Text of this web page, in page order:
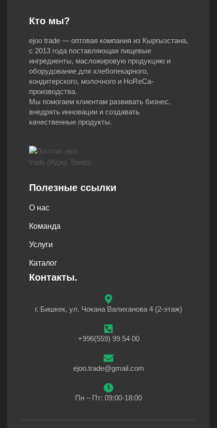
Кто мы?
ejoo trade — оптовая компания из Кыргызстана,
с 2013 года поставляющая пищевые
ингредиенты, масложировую продукцию и
оборудование для хлебопекарного,
кондитерского, молочного и HoReCa-
производства.
Мы помогаем клиентам развивать бизнес,
внедрять инновации и создавать
качественные продукты.
Полезные ссылки
О нас
Команда
Услуги
Каталог
Контакты.
г. Бишкек, ул. Чокана Валиханова 4 (2-этаж)
+996(559) 99 54 00
ejoo.trade@gmail.com
Пн – Пт: 09:00-18:00